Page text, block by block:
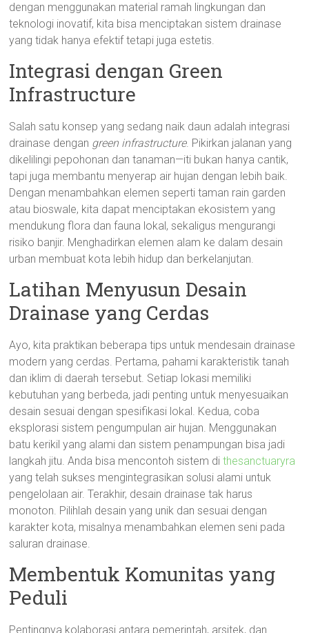
dengan menggunakan material ramah lingkungan dan
teknologi inovatif, kita bisa menciptakan sistem drainase
yang tidak hanya efektif tetapi juga estetis.
Integrasi dengan Green
Infrastructure
Salah satu konsep yang sedang naik daun adalah integrasi
drainase dengan green infrastructure. Pikirkan jalanan yang
dikelilingi pepohonan dan tanaman—iti bukan hanya cantik,
tapi juga membantu menyerap air hujan dengan lebih baik.
Dengan menambahkan elemen seperti taman rain garden
atau bioswale, kita dapat menciptakan ekosistem yang
mendukung flora dan fauna lokal, sekaligus mengurangi
risiko banjir. Menghadirkan elemen alam ke dalam desain
urban membuat kota lebih hidup dan berkelanjutan.
Latihan Menyusun Desain
Drainase yang Cerdas
Ayo, kita praktikan beberapa tips untuk mendesain drainase
modern yang cerdas. Pertama, pahami karakteristik tanah
dan iklim di daerah tersebut. Setiap lokasi memiliki
kebutuhan yang berbeda, jadi penting untuk menyesuaikan
desain sesuai dengan spesifikasi lokal. Kedua, coba
eksplorasi sistem pengumpulan air hujan. Menggunakan
batu kerikil yang alami dan sistem penampungan bisa jadi
langkah jitu. Anda bisa mencontoh sistem dithesanctuaryra
yang telah sukses mengintegrasikan solusi alami untuk
pengelolaan air. Terakhir, desain drainase tak harus
monoton. Pilihlah desain yang unik dan sesuai dengan
karakter kota, misalnya menambahkan elemen seni pada
saluran drainase.
Membentuk Komunitas yang
Peduli
Pentingnya kolaborasi antara pemerintah, arsitek, dan